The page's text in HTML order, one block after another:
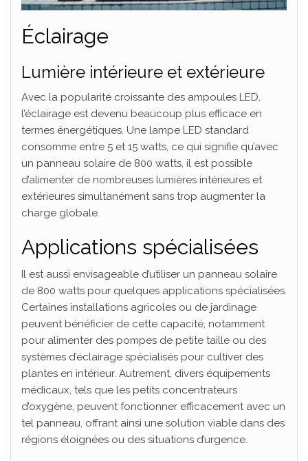
Éclairage
Lumière intérieure et extérieure
Avec la popularité croissante des ampoules LED,
l’éclairage est devenu beaucoup plus efficace en
termes énergétiques. Une lampe LED standard
consomme entre 5 et 15 watts, ce qui signifie qu’avec
un panneau solaire de 800 watts, il est possible
d’alimenter de nombreuses lumières intérieures et
extérieures simultanément sans trop augmenter la
charge globale.
Applications spécialisées
Il est aussi envisageable d’utiliser un panneau solaire
de 800 watts pour quelques applications spécialisées.
Certaines installations agricoles ou de jardinage
peuvent bénéficier de cette capacité, notamment
pour alimenter des pompes de petite taille ou des
systèmes d’éclairage spécialisés pour cultiver des
plantes en intérieur. Autrement, divers équipements
médicaux, tels que les petits concentrateurs
d’oxygène, peuvent fonctionner efficacement avec un
tel panneau, offrant ainsi une solution viable dans des
régions éloignées ou des situations d’urgence.